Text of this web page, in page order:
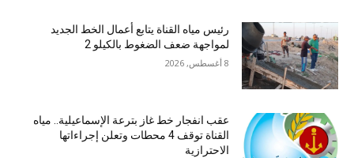
رئيس مياه القناة يتابع أعمال الخط الجديد
لمواجهة ضعف الضغوط بالكيلو 2
8 أغسطس, 2026
عقب انفجار خط غاز بترعة الإسماعيلية.. مياه
القناة توقف 4 محطات وتعلن إجراءاتها
الاحترازية